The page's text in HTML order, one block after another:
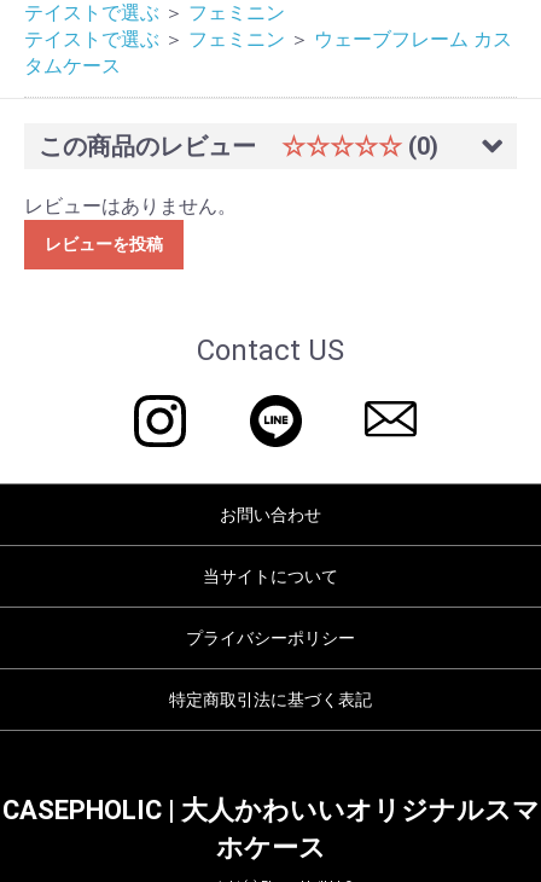
テイストで選ぶ ＞ フェミニン
テイストで選ぶ ＞ フェミニン ＞ ウェーブフレーム カス
タムケース
この商品のレビュー ☆☆☆☆☆ (0)
レビューはありません。
レビューを投稿
Contact US
お問い合わせ
当サイトについて
プライバシーポリシー
特定商取引法に基づく表記
CASEPHOLIC | 大人かわいいオリジナルスマ
ホケース